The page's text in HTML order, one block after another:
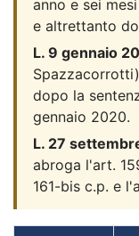
anno e sei
e altrettanto
L. 9 gennaio
dopo la
gennaio 2020.
L. 27
abroga l'art.
161-bis c.p. e